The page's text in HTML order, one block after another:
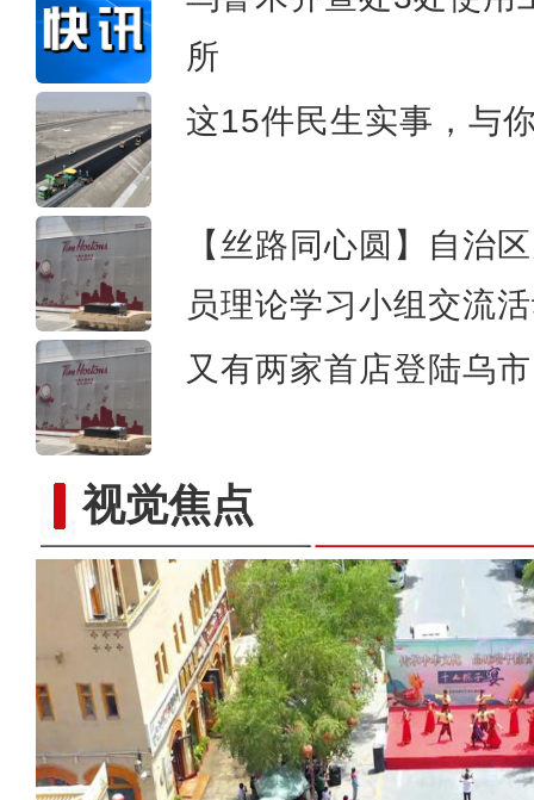
所
这15件民生实事，与
【丝路同心圆】自治
员理论学习小组交流
又有两家首店登陆乌
视觉焦点探班电影《大改水》慕士